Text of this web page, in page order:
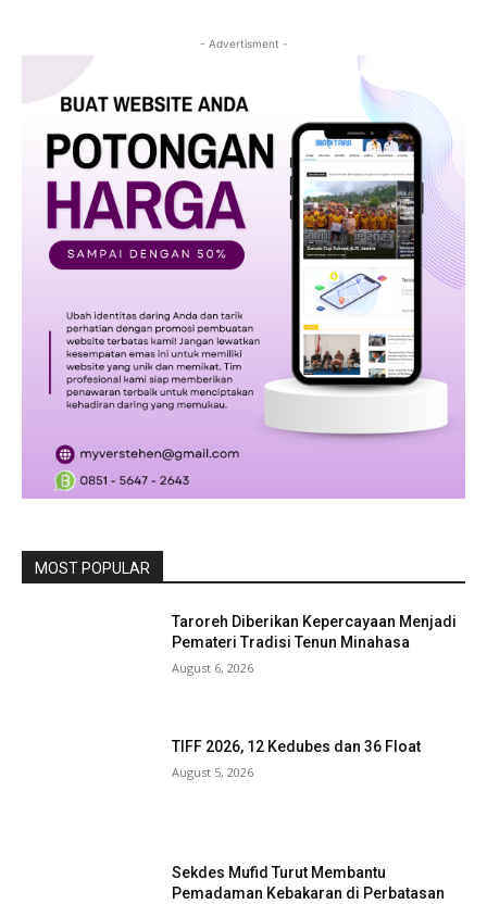
- Advertisment -
MOST POPULAR
Taroreh Diberikan Kepercayaan Menjadi
Pemateri Tradisi Tenun Minahasa
August 6, 2026
TIFF 2026, 12 Kedubes dan 36 Float
August 5, 2026
Sekdes Mufid Turut Membantu
Pemadaman Kebakaran di Perbatasan